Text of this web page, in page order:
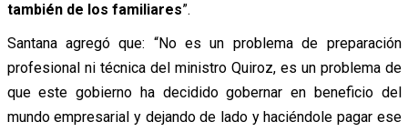
también de los familiares”.
Santana agregó que: “No es un problema de preparación
profesional ni técnica del ministro Quiroz, es un problema de
que este gobierno ha decidido gobernar en beneficio del
mundo empresarial y dejando de lado y haciéndole pagar ese